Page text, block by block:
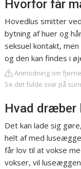
Hvorfor får
Hovedlus smitter
bytning af huer og
seksuel kontakt,
og den kan findes i
Anmodning om
Se det fulde svar på
Hvad dræber
Det kan lade sig
helt af med
får lov til at vokse
vokser, vil